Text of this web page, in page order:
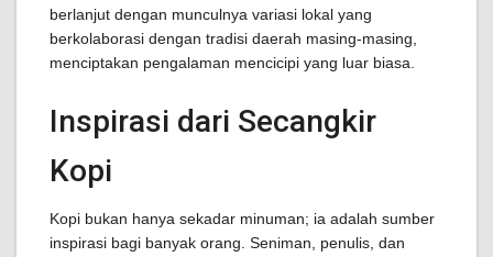
berlanjut dengan munculnya variasi lokal yang
berkolaborasi dengan tradisi daerah masing-masing,
menciptakan pengalaman mencicipi yang luar biasa.
Inspirasi dari Secangkir
Kopi
Kopi bukan hanya sekadar minuman; ia adalah sumber
inspirasi bagi banyak orang. Seniman, penulis, dan